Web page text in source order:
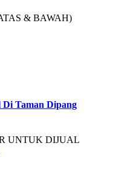
& BAWAH)
Taman Dipang
UNTUK DIJUAL